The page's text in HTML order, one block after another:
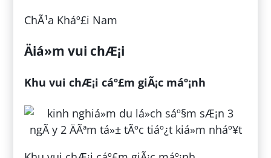
ChÃ¹a Kháº£i Nam
Äiá»m vui chÆ¡i
Khu vui chÆ¡i cáº£m giÃ¡c máº¡nh